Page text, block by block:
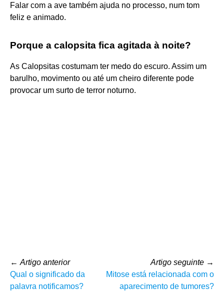
Falar com a ave também ajuda no processo, num tom
feliz e animado.
Porque a calopsita fica agitada à noite?
As Calopsitas costumam ter medo do escuro. Assim um
barulho, movimento ou até um cheiro diferente pode
provocar um surto de terror noturno.
← Artigo anterior
Qual o significado da
palavra notificamos?
Artigo seguinte →
Mitose está relacionada com o
aparecimento de tumores?